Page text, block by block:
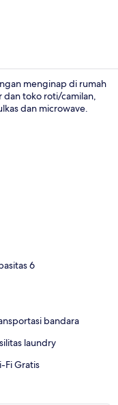
2 kamar tidur, Bebas
menginap di rumah
dan toko roti/camilan,
dan microwave.
6
bandara
laundry
Fi Gratis